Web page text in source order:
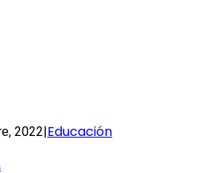
2022|Educación